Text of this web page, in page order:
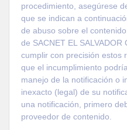
procedimiento, asegúrese
que se indican a
de abuso sobre el
de SACNET EL
cumplir con precisión estos
que el incumplimiento
manejo de la notificación o
inexacto (legal) de su
una notificación, primero
proveedor de contenido.